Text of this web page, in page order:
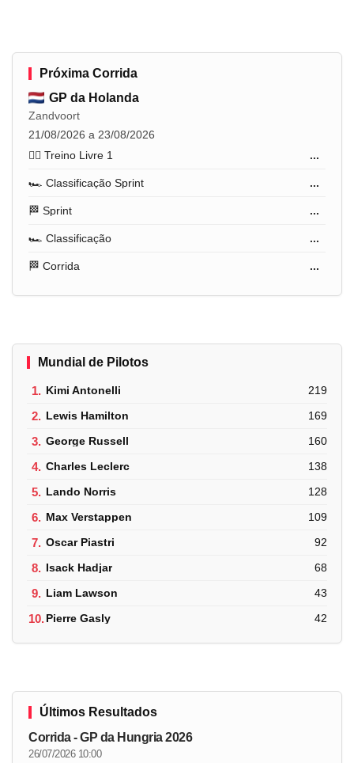
Próxima Corrida
GP da Holanda
Zandvoort
21/08/2026 a 23/08/2026
🏋️‍♂️ Treino Livre 1
...
🏎️ Classificação Sprint ...
🏁 Sprint ...
🏎️ Classificação ...
🏁 Corrida ...
Mundial de Pilotos
1. Kimi Antonelli 219
2. Lewis Hamilton 169
3. George Russell 160
4. Charles Leclerc 138
5. Lando Norris 128
6. Max Verstappen 109
7. Oscar Piastri 92
8. Isack Hadjar 68
9. Liam Lawson 43
10.Pierre Gasly 42
Últimos Resultados
Corrida - GP da Hungria 2026
26/07/2026 10:00